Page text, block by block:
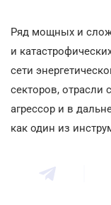
Ряд мощных и
и
сети
секторов, отрасли
агрессор и в
как один из